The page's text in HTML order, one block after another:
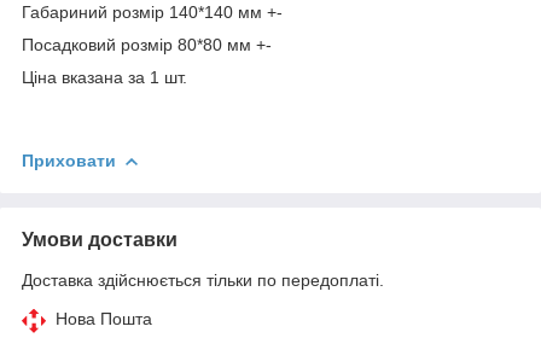
Габариний розмір 140*140 мм +-
Посадковий розмір 80*80 мм +-
Ціна вказана за 1 шт.
Приховати
Умови доставки
Доставка здійснюється тільки по передоплаті.
Нова Пошта